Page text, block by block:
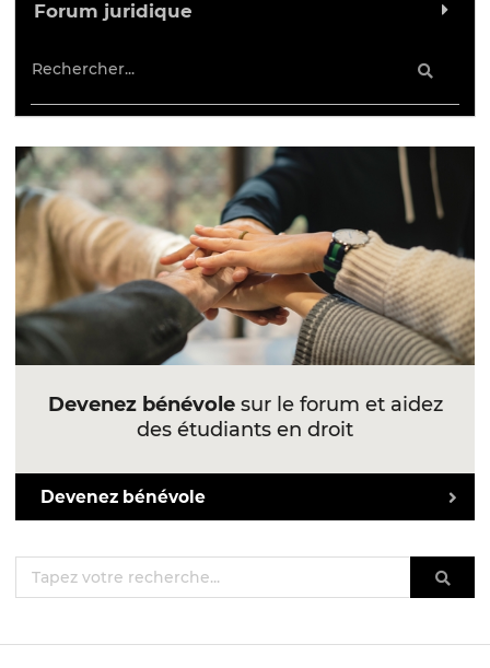
Forum juridique
Devenez bénévolesur le forum et aidez
des étudiants en droit
Devenez bénévole